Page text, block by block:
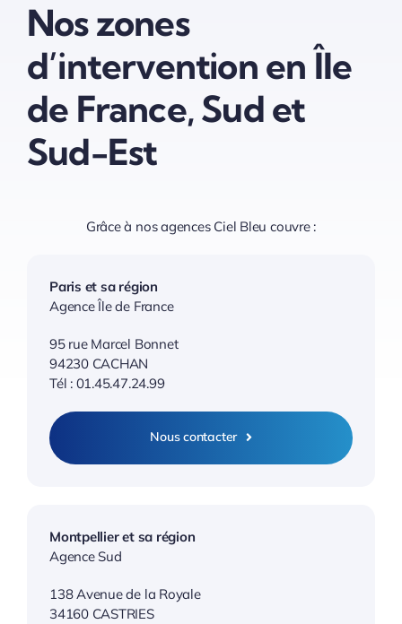
Nos zones
d’intervention en Île
de France, Sud et
Sud-Est
Grâce à nos agences Ciel Bleu couvre :
Paris et sa région
Agence Île de France
95 rue Marcel Bonnet
94230 CACHAN
Tél : 01.45.47.24.99
Nous contacter
Montpellier et sa région
Agence Sud
138 Avenue de la Royale
34160 CASTRIES